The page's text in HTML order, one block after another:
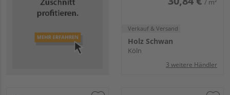
/ m²
Verkauf & Versand
Holz Schwan
Köln
3 weitere Händler